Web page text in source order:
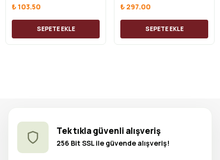
₺ 103.50
SEPETE EKLE
₺ 297.00
SEPETE EKLE
Tek tıkla güvenli alışveriş
256 Bit SSL ile güvende alışveriş!